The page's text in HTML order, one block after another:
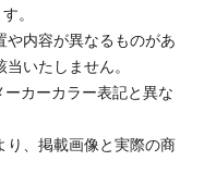
。
や内容が異なるものがあ
いたしません。
カーカラー表記と異な
、掲載画像と実際の商